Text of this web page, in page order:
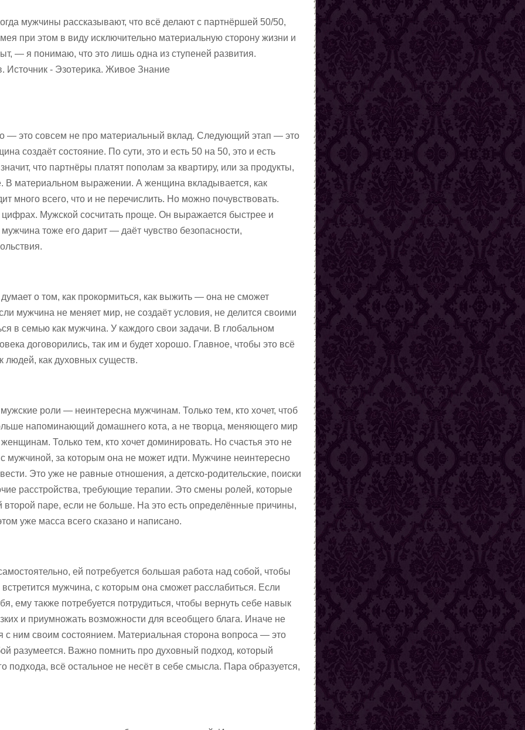
мужчины рассказывают, что всё делают с партнёршей 50/50,
при этом в виду исключительно материальную сторону жизни и
— я понимаю, что это лишь одна из ступеней развития.
Источник - Эзотерика. Живое Знание
— это совсем не про материальный вклад. Следующий этап — это
создаёт состояние. По сути, это и есть 50 на 50, это и есть
что партнёры платят пополам за квартиру, или за продукты,
В материальном выражении. А женщина вкладывается, как
много всего, что и не перечислить. Но можно почувствовать.
Мужской сосчитать проще. Он выражается быстрее и
тоже его дарит — даёт чувство безопасности,
о том, как прокормиться, как выжить — она не сможет
мужчина не меняет мир, не создаёт условия, не делится своими
в семью как мужчина. У каждого свои задачи. В глобальном
договорились, так им и будет хорошо. Главное, чтобы это всё
людей, как духовных существ.
роли — неинтересна мужчинам. Только тем, кто хочет, чтоб
напоминающий домашнего кота, а не творца, меняющего мир
Только тем, кто хочет доминировать. Но счастья это не
мужчиной, за которым она не может идти. Мужчине неинтересно
Это уже не равные отношения, а детско-родительские, поиски
расстройства, требующие терапии. Это смены ролей, которые
паре, если не больше. На это есть определённые причины,
уже масса всего сказано и написано.
ей потребуется большая работа над собой, чтобы
мужчина, с которым она сможет расслабиться. Если
ему также потребуется потрудиться, чтобы вернуть себе навык
и приумножать возможности для всеобщего блага. Иначе не
с ним своим состоянием. Материальная сторона вопроса — это
разумеется. Важно помнить про духовный подход, который
подхода, всё остальное не несёт в себе смысла. Пара образуется,